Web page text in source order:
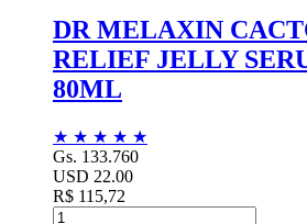
DR MELAXIN
RELIEF JELLY
80ML
★ ★ ★ ★ ★
Gs. 133.760
USD 22.00
R$ 115,72